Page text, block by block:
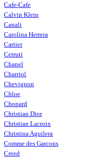
Cafe-Cafe
Calvin Klein
Canali
Carolina Herrera
Cartier
Cerruti
Chanel
Charriol
Chevignon
Chloe
Chopard
Christian Dior
Christian Lacroix
Christina Aguilera
Comme des Garcons
Creed